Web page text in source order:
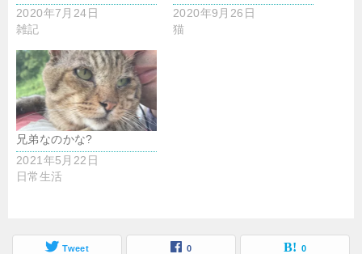
2020年7月24日
雑記
2020年9月26日
猫
兄弟なのかな?
2021年5月22日
日常生活
Tweet 0 0